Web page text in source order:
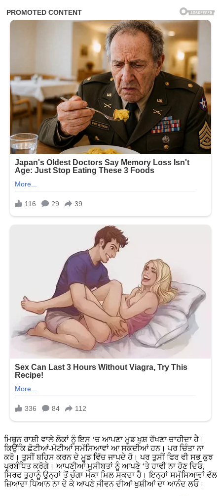
ਮਿਥੁਨ ਰਾਸ਼ੀ ਵਾਲੇ ਲੋਕਾਂ ਨੂੰ ਇਸ ‘ਚ ਆਪਣਾ ਮੂਡ ਖੁਸ਼ ਰੱਖਣਾ ਚਾਹੀਦਾ ਹੈ।
ਕਿਉਂਕਿ ਛੋਟੀਆਂ-ਮੋਟੀਆਂ ਸਮੱਸਿਆਵਾਂ ਆ ਸਕਦੀਆਂ ਹਨ। ਪਰ ਚਿੰਤਾ ਨਾ
ਕਰੋ। ਤੁਸੀਂ ਬਹਿਸ ਕਰਨ ਦੇ ਮੂਡ ਵਿੱਚ ਜਾਪਦੇ ਹੋ। ਪਰ ਤੁਸੀਂ ਫਿਰ ਵੀ ਸਭ ਕੁਝ
ਪ੍ਰਬੰਧਿਤ ਕਰੋਗੇ। ਆਪਣੀਆਂ ਮੁਸੀਬਤਾਂ ਨੂੰ ਆਪਣੇ ‘ਤੇ ਹਾਵੀ ਨਾ ਹੋਣ ਦਿਓ,
ਸਿਰਫ ਤੁਹਾਨੂੰ ਉਨ੍ਹਾਂ ਤੋਂ ਚੰਗਾ ਮੌਕਾ ਮਿਲ ਸਕਦਾ ਹੈ। ਇਨ੍ਹਾਂ ਸਮੱਸਿਆਵਾਂ ਵੱਲ
ਜ਼ਿਆਦਾ ਧਿਆਨ ਨਾ ਦੇ ਕੇ ਆਪਣੇ ਜੀਵਨ ਦੀਆਂ ਖੁਸ਼ੀਆਂ ਦਾ ਆਨੰਦ ਲਓ।